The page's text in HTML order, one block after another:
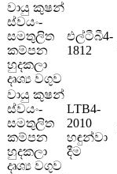
වායු කුෂන්
ස්වයං-
සමතුලිත
කම්පන
හුදකලා
දෘශ්‍ය වගුව
එල්ටීබී4-
1812
වායු කුෂන්
ස්වයං-
සමතුලිත
කම්පන
හුදකලා
දෘශ්‍ය වගුව
LTB4-
2010
හඳුන්වා
දීම